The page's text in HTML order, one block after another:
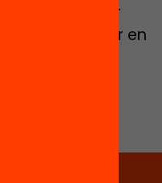
y seguir
curricular en